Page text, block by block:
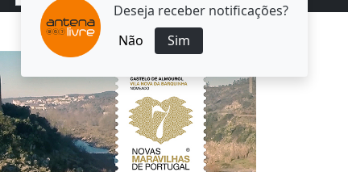
Deseja receber notificações?
Não
Sim